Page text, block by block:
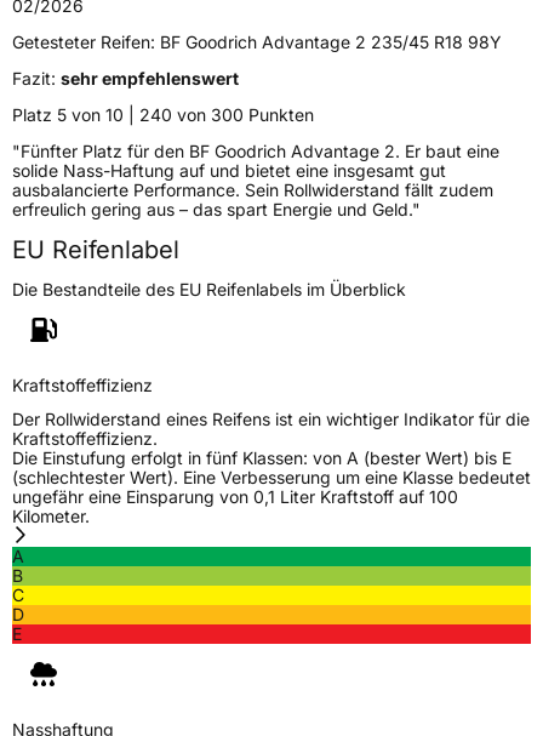
EffizienzB
Nasshaftung A
Rollgeräusch (Klasse)B
FahrzeugklasseC1
3PMSF / Schneeflockensymbol / Alpine-Symbol Nein
EPREL ID2247867
Allgemeine Produktsicherheit (GPSR)
HerstellerkontaktMANUFACTURE FRANCAISE DES
PNEUMATIQUES MICHELIN, place des
Carmes-Déchaux 23 63000 Clermont-
02/2026
Getesteter Reifen: BF Goodrich Advantage 2 235/45 R18 98Y
Fazit: sehr empfehlenswert
Platz 5 von 10 | 240 von 300 Punkten
"Fünfter Platz für den BF Goodrich Advantage 2. Er baut eine
solide Nass-Haftung auf und bietet eine insgesamt gut
ausbalancierte Performance. Sein Rollwiderstand fällt zudem
erfreulich gering aus – das spart Energie und Geld."
EU Reifenlabel
Die Bestandteile des EU Reifenlabels im Überblick
Kraftstoffeffizienz
Der Rollwiderstand eines Reifens ist ein wichtiger Indikator für die
Kraftstoffeffizienz.
Die Einstufung erfolgt in fünf Klassen: von A (bester Wert) bis E
(schlechtester Wert). Eine Verbesserung um eine Klasse bedeutet
ungefähr eine Einsparung von 0,1 Liter Kraftstoff auf 100
Kilometer.
A
B
C
D
E
Nasshaftung